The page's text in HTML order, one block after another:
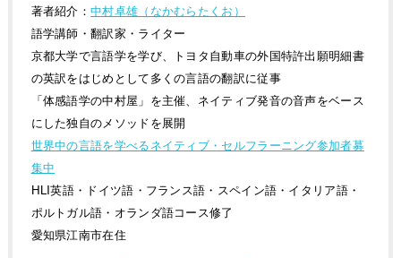
著者紹介：中村卓雄（なかむらたくお）
語学講師・翻訳家・ライター
京都大学で言語学を学び、トヨタ自動車の外国特許出願明細書
の英訳をはじめとして多くの言語の翻訳に従事
「体感語学の中村屋」を主催、ネイティブ発音の音声をベース
にした独自のメソッドを展開
世界中の言語を学べるネイティブ・セルフラーニング参加者募
集中
HLI英語・ドイツ語・フランス語・スペイン語・イタリア語・
ポルトガル語・オランダ語コース修了
愛知県江南市在住